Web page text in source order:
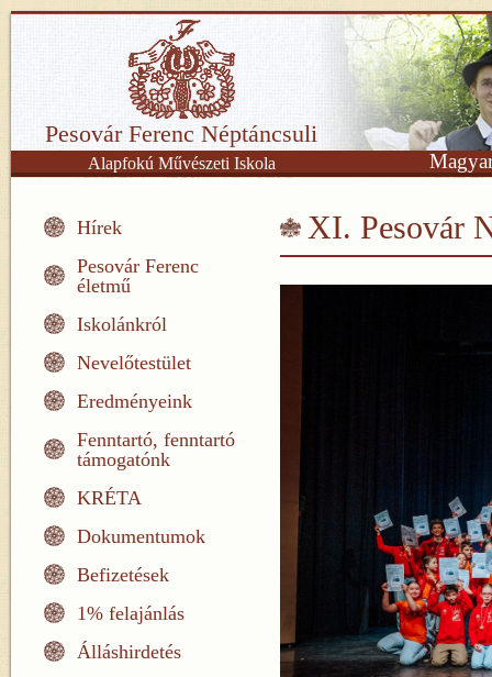
Pesovár Ferenc Néptáncsuli
Alapfokú Művészeti Iskola
Hírek
Pesovár Ferenc
életmű
Iskolánkról
Nevelőtestület
Eredményeink
Fenntartó, fenntartó
támogatónk
KRÉTA
Dokumentumok
Befizetések
1% felajánlás
Álláshirdetés
XI. Pesovár